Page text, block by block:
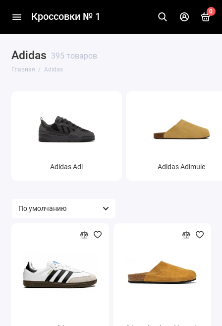
Кроссовки № 1 0
Adidas 395 товаров
Главная Adidas
Adidas Adi Adidas Adimule